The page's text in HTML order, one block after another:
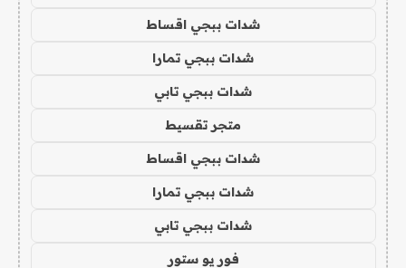
شدات ببجي اقساط
شدات ببجي تمارا
شدات ببجي تابي
متجر تقسيط
شدات ببجي اقساط
شدات ببجي تمارا
شدات ببجي تابي
فور يو ستور